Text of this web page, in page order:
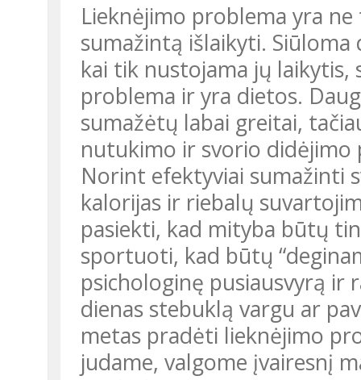
Lieknėjimo problema yra ne tik kaip sumažinti svorį, bet ir kaip jį
sumažintą išlaikyti.
kai tik nustojama jų laikytis,
problema ir yra dietos.
sumažėtų labai greitai,
nutukimo ir svorio didėjimo
Norint efektyviai sumažinti
kalorijas ir riebalų
pasiekti, kad mityba būtų
sportuoti, kad būtų
psichologinę pusiausvyrą ir
dienas stebuklą vargu ar
metas pradėti lieknėjimo
judame, valgome įvairesnį